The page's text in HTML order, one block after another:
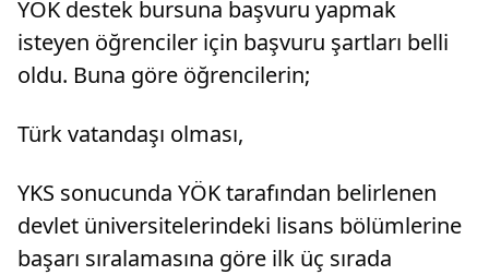
YÖK destek bursuna başvuru yapmak
isteyen öğrenciler için başvuru şartları belli
oldu. Buna göre öğrencilerin;
Türk vatandaşı olması,
YKS sonucunda YÖK tarafından belirlenen
devlet üniversitelerindeki lisans bölümlerine
başarı sıralamasına göre ilk üç sırada